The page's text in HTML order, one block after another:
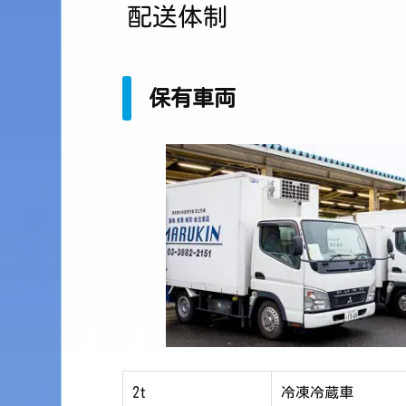
配送体制
保有車両
2t 冷凍冷蔵車